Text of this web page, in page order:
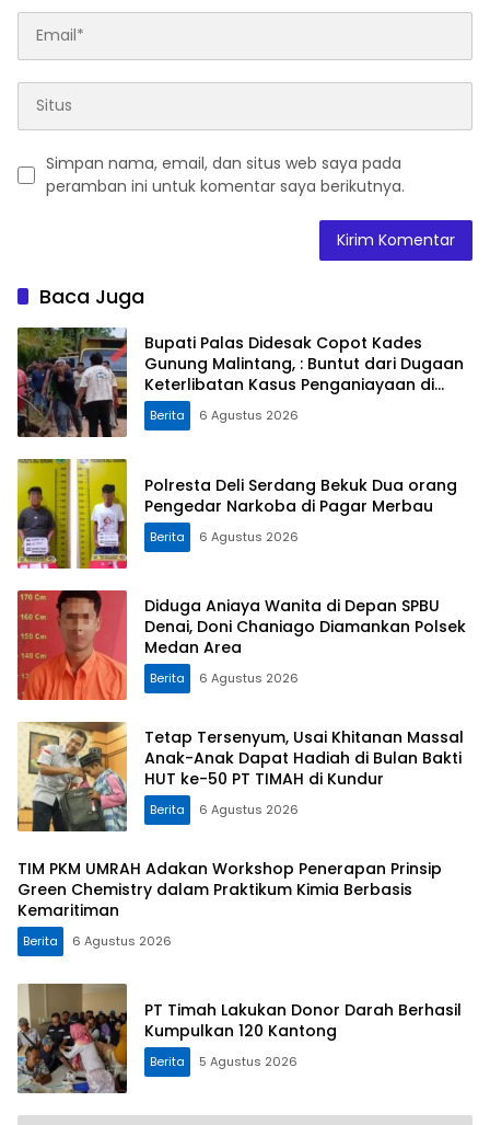
Simpan nama, email, dan situs web saya pada
peramban ini untuk komentar saya berikutnya.
Baca Juga
Bupati Palas Didesak Copot Kades
Gunung Malintang, : Buntut dari Dugaan
Keterlibatan Kasus Penganiayaan di
Dusun Balaka
Berita 6 Agustus 2026
Polresta Deli Serdang Bekuk Dua orang
Pengedar Narkoba di Pagar Merbau
Berita 6 Agustus 2026
Diduga Aniaya Wanita di Depan SPBU
Denai, Doni Chaniago Diamankan Polsek
Medan Area
Berita 6 Agustus 2026
Tetap Tersenyum, Usai Khitanan Massal
Anak-Anak Dapat Hadiah di Bulan Bakti
HUT ke-50 PT TIMAH di Kundur
Berita 6 Agustus 2026
TIM PKM UMRAH Adakan Workshop Penerapan Prinsip
Green Chemistry dalam Praktikum Kimia Berbasis
Kemaritiman
Berita 6 Agustus 2026
PT Timah Lakukan Donor Darah Berhasil
Kumpulkan 120 Kantong
Berita 5 Agustus 2026